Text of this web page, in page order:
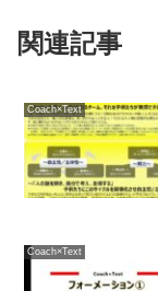
関連記事
Coach×Text
Coach×Text